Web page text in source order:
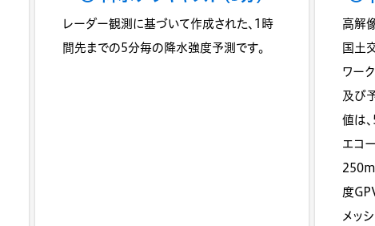
レーダー観測に基づいて作成された、1時
間先までの5分毎の降水強度予測です。
高解
国土
ワー
及び
値は
エコ
度
メッ